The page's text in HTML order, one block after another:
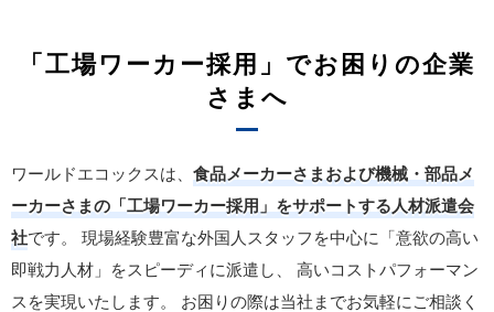
「工場ワーカー採用」でお困りの企業
さまへ
ワールドエコックスは、 食品メーカーさまおよび機械・部品メ
ーカーさまの「工場ワーカー採用」をサポートする人材派遣会
社です。
現場経験豊富な外国人スタッフを中心に「意欲の高い
即戦力人材」をスピーディに派遣し、
高いコストパフォーマン
スを実現いたします。
お困りの際は当社までお気軽にご相談く